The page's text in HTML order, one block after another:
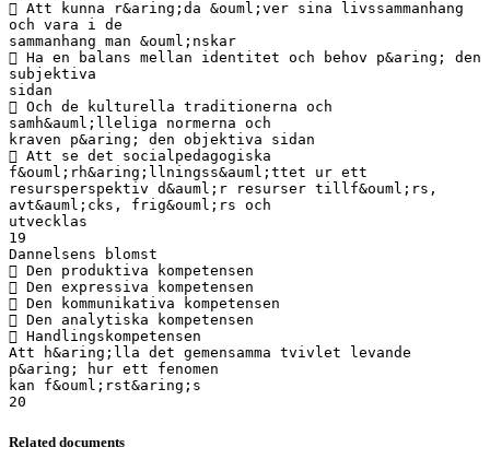
 Att kunna r&aring;da &ouml;ver sina livssammanhang
och vara i de
sammanhang man &ouml;nskar
 Ha en balans mellan identitet och behov p&aring; den
subjektiva
sidan
 Och de kulturella traditionerna och
samh&auml;lleliga normerna och
kraven p&aring; den objektiva sidan
 Att se det socialpedagogiska
f&ouml;rh&aring;llningss&auml;ttet ur ett
resursperspektiv d&auml;r resurser tillf&ouml;rs,
avt&auml;cks, frig&ouml;rs och
utvecklas
19
Dannelsens blomst
 Den produktiva kompetensen
 Den expressiva kompetensen
 Den kommunikativa kompetensen
 Den analytiska kompetensen
 Handlingskompetensen
Att h&aring;lla det gemensamma tvivlet levande
p&aring; hur ett fenomen
kan f&ouml;rst&aring;s
Related documents